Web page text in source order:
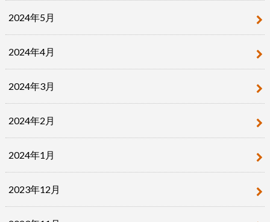
2024年5月
2024年4月
2024年3月
2024年2月
2024年1月
2023年12月